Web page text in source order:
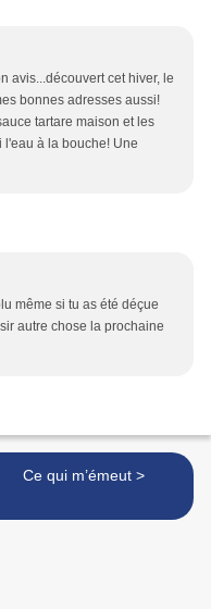
avis...découvert cet hiver, le
bonnes adresses aussi!
tartare maison et les
l'eau à la bouche! Une
même si tu as été déçue
autre chose la prochaine
Ce qui m’émeut >